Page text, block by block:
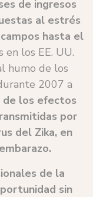
de ingresos
al estrés
hasta el
los EE. UU.
humo de los
2007 a
de los efectos
por
del Zika, en
de la
sin